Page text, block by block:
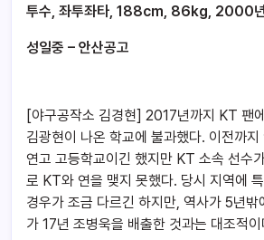
투수, 좌투좌타, 188cm, 86kg, 2000
성일중 – 안산공고
[야구공작소 김경현] 2017년까지 KT 팬
김광현이 나온 학교에 불과했다. 이전까
연고 고등학교이긴 했지만 KT 소속 선수
로 KT와 연을 맺지 못했다. 당시 지역에
경우가 조금 다르긴 하지만, 역사가 5년밖
가 17년 조병욱을 배출한 것과는 대조적이